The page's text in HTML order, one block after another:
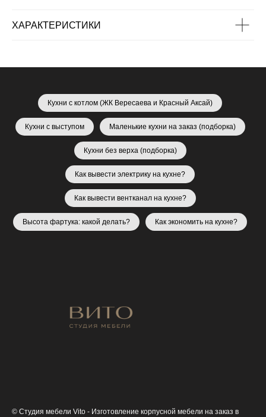
ХАРАКТЕРИСТИКИ
Кухни с котлом (ЖК Вересаева и Красный Аксай)
Кухни с выступом Маленькие кухни на заказ (подборка)
Кухни без верха (подборка)
Как вывести электрику на кухне?
Как вывести вентканал на кухне?
Высота фартука: какой делать? Как экономить на кухне?
© Студия мебели Vito - Изготовление корпусной мебели на заказ в